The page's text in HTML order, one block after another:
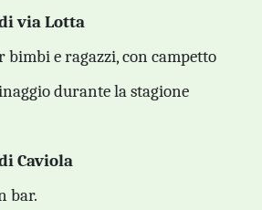
via Lotta
bimbi e ragazzi, con campetto
durante la stagione
Caviola
bar.